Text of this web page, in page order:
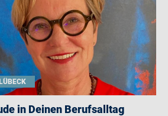
LÜBECK
in Deinen Berufsalltag